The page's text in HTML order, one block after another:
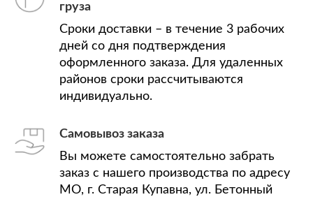
груза
Сроки доставки – в течение 3 рабочих
дней со дня подтверждения
оформленного заказа. Для удаленных
районов сроки рассчитываются
индивидуально.
Самовывоз заказа
Вы можете самостоятельно забрать
заказ с нашего производства по адресу
МО, г. Старая Купавна, ул. Бетонный